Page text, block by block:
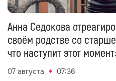
Анна Седокова
своём родстве со
что наступит этот
07 августа 07:36